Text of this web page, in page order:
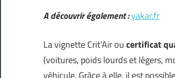
A découvrir également :yakar.fr
La vignette Crit’Air oucertificat
(voitures, poids lourds et légers,